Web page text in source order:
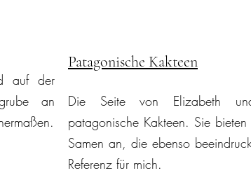
auf der
an
Patagonische Kakteen
Die Seite von Elizabeth
patagonische Kakteen. Sie
Samen an, die ebenso
Referenz für mich.